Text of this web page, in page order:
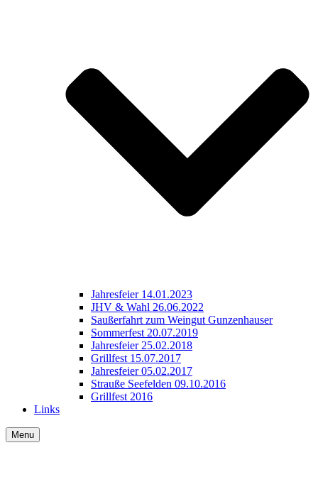
Jahresfeier 14.01.2023
JHV & Wahl 26.06.2022
Saußerfahrt zum Weingut Gunzenhauser
Sommerfest 20.07.2019
Jahresfeier 25.02.2018
Grillfest 15.07.2017
Jahresfeier 05.02.2017
Strauße Seefelden 09.10.2016
Grillfest 2016
Links
Menu
Navigationsmenü